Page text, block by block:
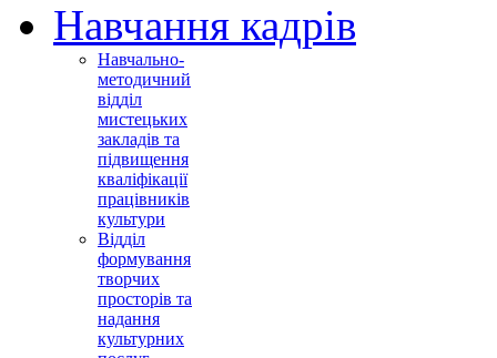
Навчання кадрів
Навчально-
методичний
відділ
мистецьких
закладів та
підвищення
кваліфікації
працівників
культури
Відділ
формування
творчих
просторів та
надання
культурних